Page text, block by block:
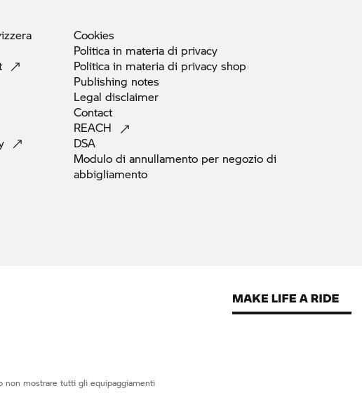
Cookies
Politica in materia di privacy
Politica in materia di privacy shop
Publishing notes
Legal disclaimer
Contact
REACH
DSA
Modulo di annullamento per negozio di
abbigliamento
non mostrare tutti gli equipaggiamenti